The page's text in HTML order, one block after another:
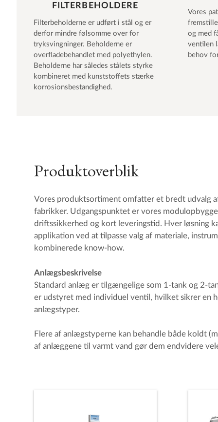
FILTERBEHOLDERE
Filterbeholderne er udført i stål og er
derfor mindre følsomme over for
tryksvingninger. Beholderne er
overfladebehandlet med polyethylen.
Beholderne har således stålets styrke
kombineret med kunststoffets stærke
korrosionsbestandighed.
Vores
og med
ventilen
behov
Produktoverblik
Vores produktsortiment omfatter et bredt udvalg
fabrikker. Udgangspunktet er vores
driftssikkerhed og kort leveringstid. Hver løsning
applikation ved at tilpasse valg af materiale,
kombinerede know-how.
Anlægsbeskrivelse
Standard anlæg er tilgængelige som 1-tank og 2-
er udstyret med individuel ventil, hvilket sikrer en
anlægstyper.
Flere af anlægstyperne kan behandle både koldt
af anlæggene til varmt vand gør dem endvidere